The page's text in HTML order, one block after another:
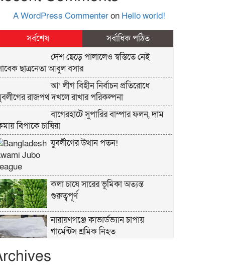
A WordPress Commenteron Hello world!
সর্বশেষ
সর্বাধিক পঠিত
দেশ ছেড়ে পালালেও স্বস্তিতে নেই
ছাত্রনেতা আবুল বসার
আ’ লীগ বিহীন নির্বাচন প্রতিরোধে
রাজপথ দখলে রাখার পরিকল্পনা
বাগেরহাটে সুপারির বাম্পার ফলন, দাম
বিপাকে চাষিরা
যুবলীগের উত্থান পতন!
কলা চাষে সারের ভূমিকা অত্যন্ত
গুরুত্বপূর্ণ
নারায়ণগঞ্জে কাভার্ডভ্যান চাপায়
গার্মেন্টস শ্রমিক নিহত